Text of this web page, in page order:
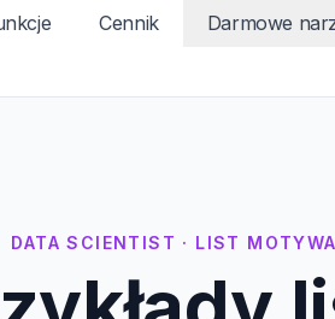
Cennik Darmowe
DATA SCIENTIST · LIST